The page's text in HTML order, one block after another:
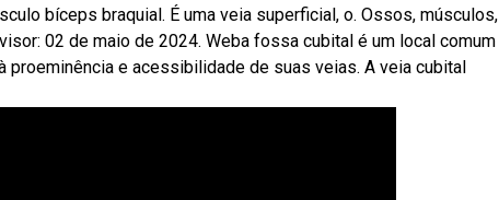
bíceps braquial. É uma veia superficial, o. Ossos, músculos,
02 de maio de 2024. Weba fossa cubital é um local comum
e acessibilidade de suas veias. A veia cubital